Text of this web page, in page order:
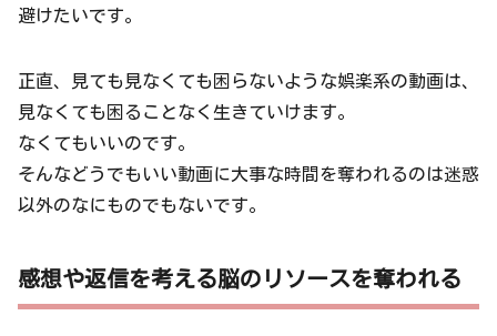
避けたいです。
正直、見ても見なくても困らないような娯楽系の動画は、
見なくても困ることなく生きていけます。
なくてもいいのです。
そんなどうでもいい動画に大事な時間を奪われるのは迷惑
以外のなにものでもないです。
感想や返信を考える脳のリソースを奪われる